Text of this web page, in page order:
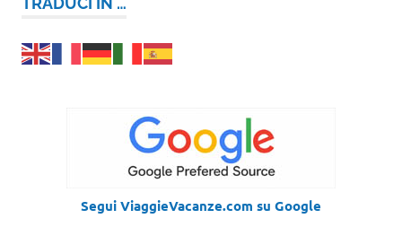
Segui ViaggieVacanze.com su Google